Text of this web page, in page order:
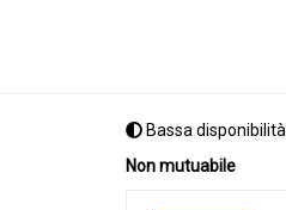
Bassa disponibilità
Non mutuabile